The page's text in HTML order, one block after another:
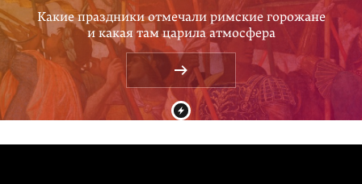
Какие праздники отмечали римские горожане
и какая там царила атмосфера